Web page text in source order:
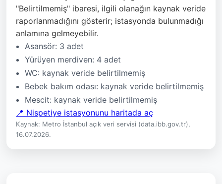
"Belirtilmemiş" ibaresi, ilgili olanağın kaynak veride
raporlanmadığını gösterir; istasyonda bulunmadığı
anlamına gelmeyebilir.
Asansör: 3 adet
Yürüyen merdiven: 4 adet
WC: kaynak veride belirtilmemiş
Bebek bakım odası: kaynak veride belirtilmemiş
Mescit: kaynak veride belirtilmemiş
📍 Nispetiye istasyonunu haritada aç
Kaynak: Metro İstanbul açık veri servisi (data.ibb.gov.tr),
16.07.2026.